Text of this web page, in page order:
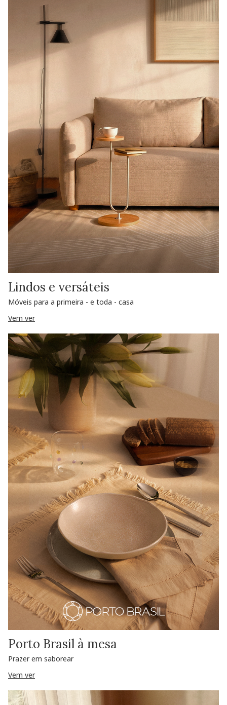
Lindos e versáteis
Móveis para a primeira - e toda - casa
Vem ver
Porto Brasil à mesa
Prazer em saborear
Vem ver